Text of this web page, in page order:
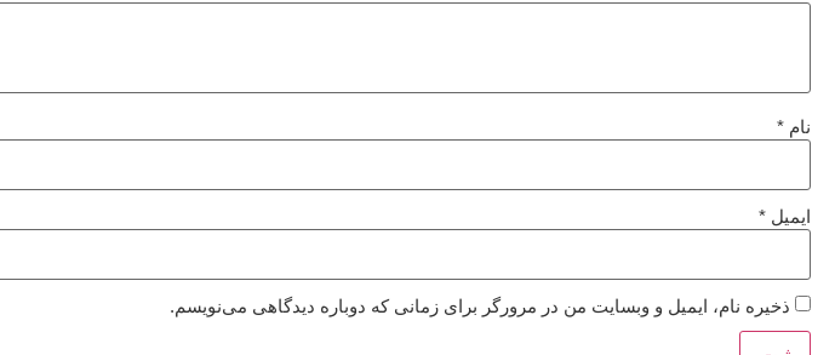
نام *
ایمیل *
ذخیره نام، ایمیل و وبسایت من در مرورگر برای زمانی که دوباره دیدگاهی می‌نویسم.